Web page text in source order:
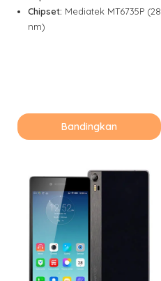
Chipset: Mediatek MT6735P (28
nm)
Bandingkan